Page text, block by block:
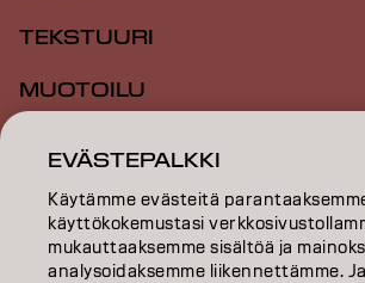
TEKSTUURI
MUOTOILU
INSPIRAATIO
KOULUTUS
TIETOA MEISTÄ
EVÄSTEPALKKI
Käytämme evästeitä
käyttökokemustasi
mukauttaaksemme sisältöä ja
analysoidaksemme liikennettämme.